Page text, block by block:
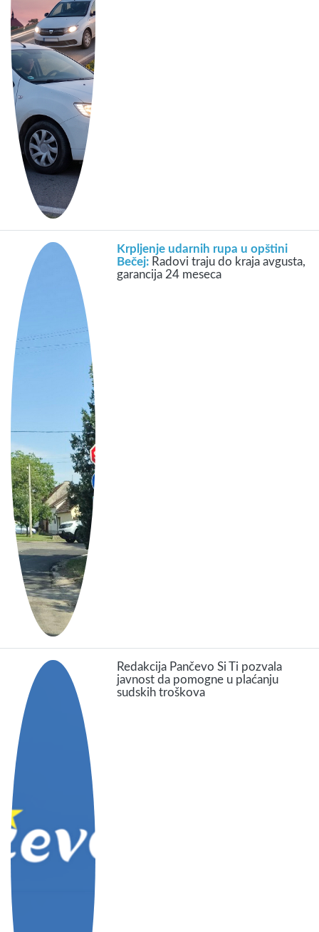
Krpljenje udarnih rupa u opštini
Bečej: Radovi traju do kraja avgusta,
garancija 24 meseca
Redakcija Pančevo Si Ti pozvala
javnost da pomogne u plaćanju
sudskih troškova